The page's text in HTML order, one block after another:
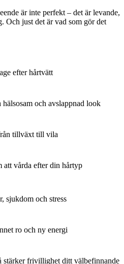
är inte perfekt – det är levande,
Och just det är vad som gör det
efter hårtvätt
och avslappnad look
tillväxt till vila
att vårda efter din hårtyp
sjukdom och stress
ro och ny energi
stärker frivillighet ditt välbefinnande